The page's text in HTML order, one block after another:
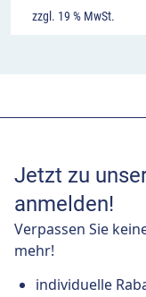
zzgl. 19 % MwSt.
Jetzt zu
anmelden!
Verpassen Sie
mehr!
individuelle